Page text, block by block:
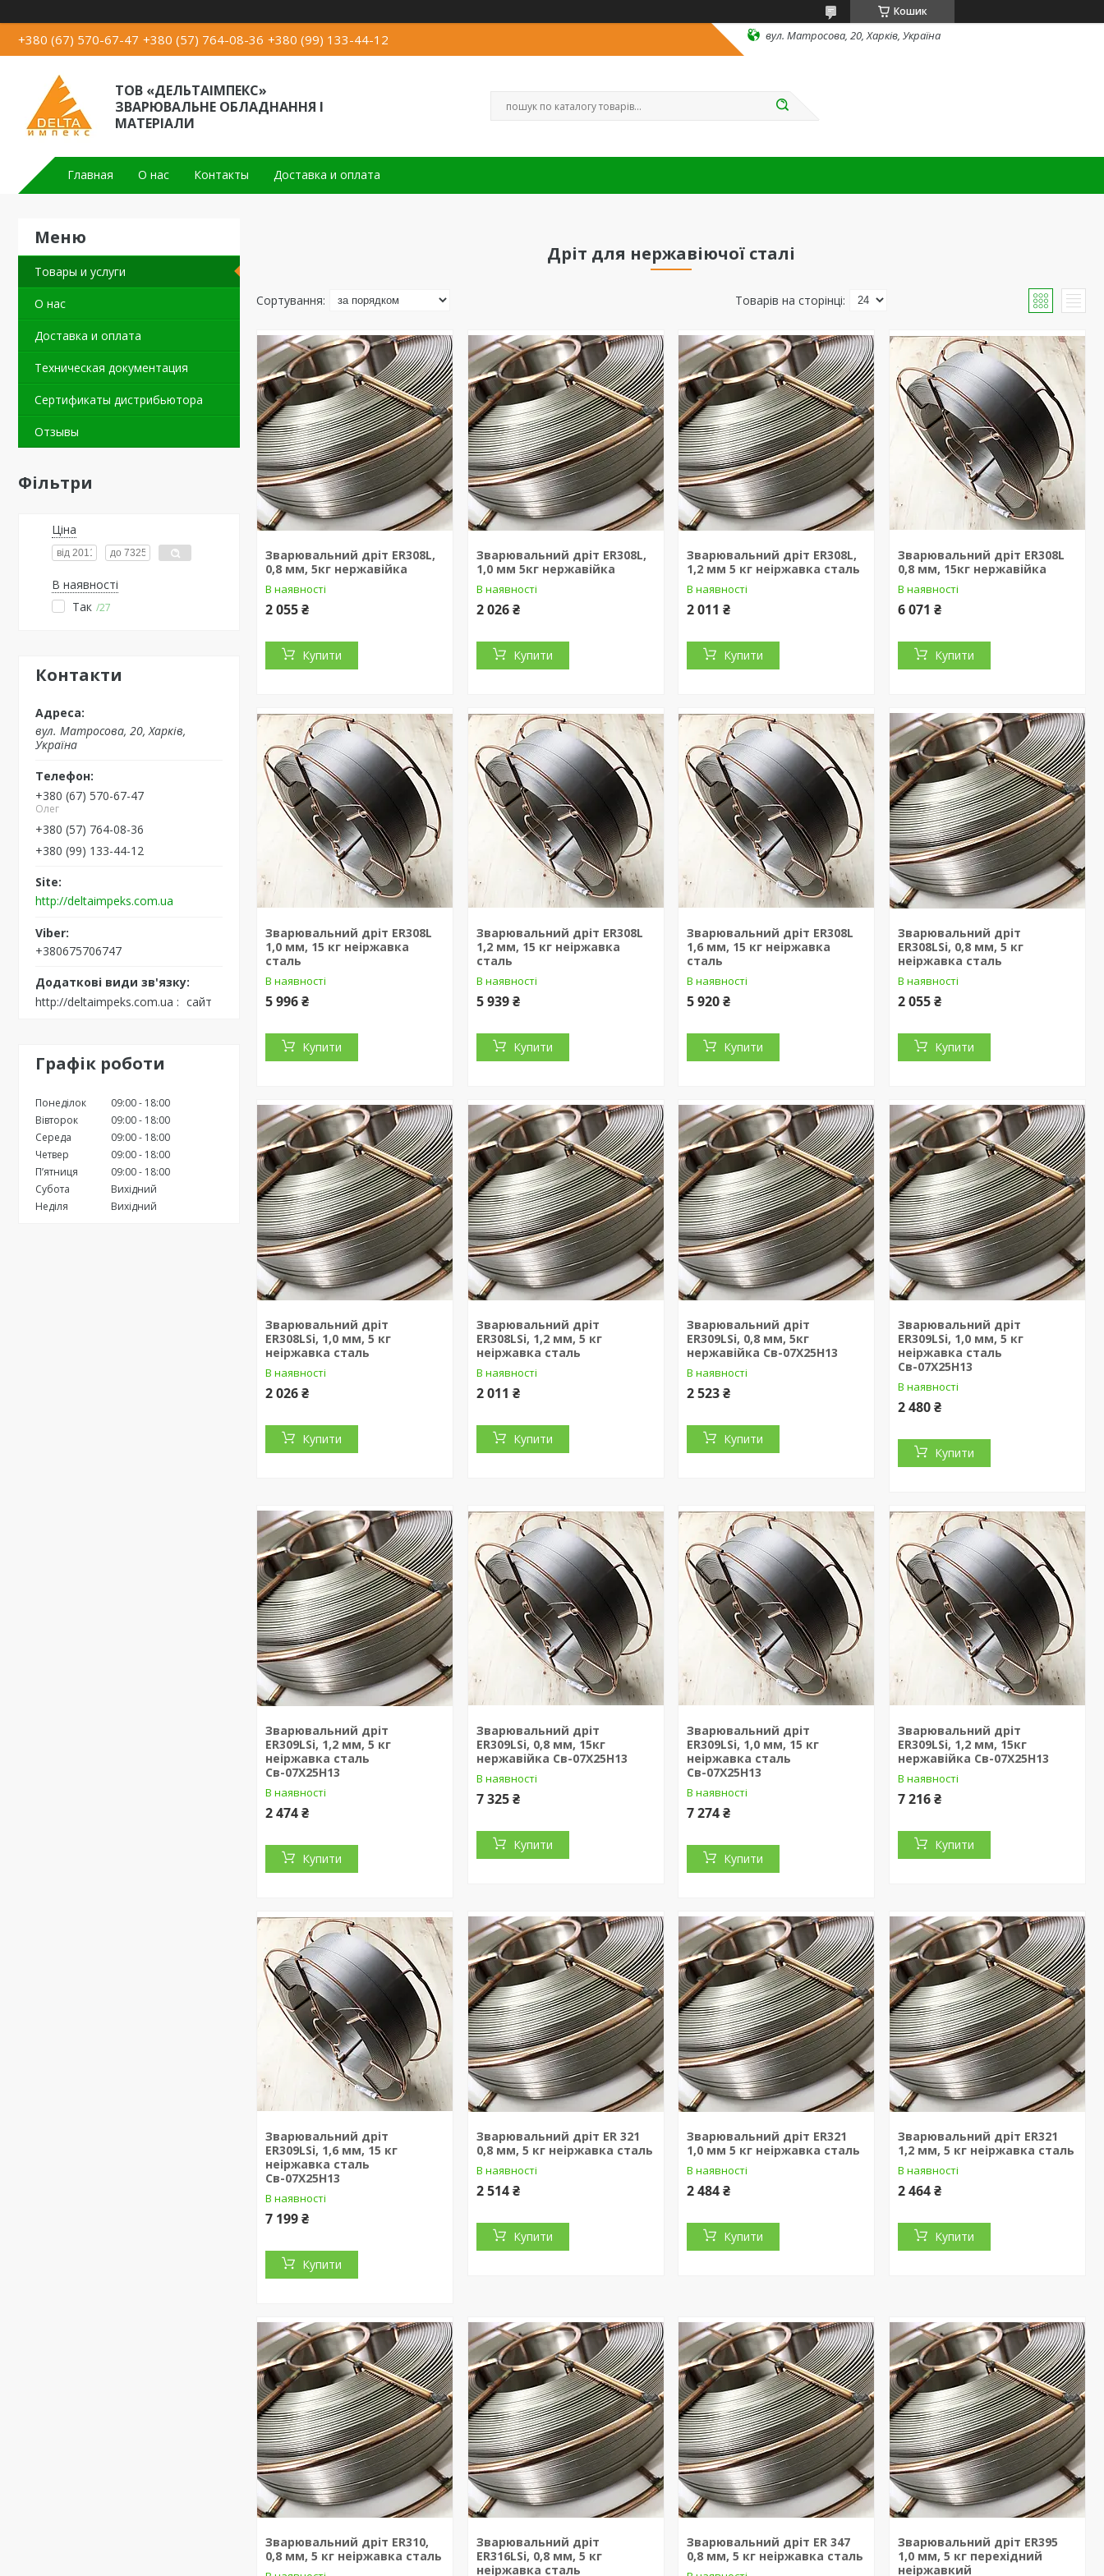
Кошик
+380 (67) 570-67-47 +380 (57) 764-08-36 +380 (99) 133-44-12 вул. Матросова, 20, Харків, Україна
ТОВ «ДЕЛЬТАІМПЕКС»
ЗВАРЮВАЛЬНЕ ОБЛАДНАННЯ І
МАТЕРІАЛИ
Главная О нас Контакты Доставка и оплата
Товары и услуги
О нас
Доставка и оплата
Техническая документация
Сертификаты дистрибьютора
Отзывы
Фільтри
Ціна
В наявності
Так 27
Контакти
вул. Матросова, 20, Харків,
Україна
+380 (67) 570-67-47
Олег
+380 (57) 764-08-36
+380 (99) 133-44-12
http://deltaimpeks.com.ua
+380675706747
http://deltaimpeks.com.ua сайт
Графік роботи
Понеділок 09:00
18:00
Вівторок
09:00
18:00
Середа
09:00
18:00
Четвер
09:00
18:00
Пʼятниця
09:00
18:00
Субота
Вихідний
Неділя
Вихідний
Дріт для нержавіючої сталі
Зварювальний дріт ER308L,
0,8 мм, 5кг нержавійка
В наявності
2 055 ₴
Купити
Зварювальний дріт ER308L,
1,0 мм 5кг нержавійка
В наявності
2 026 ₴
Купити
Зварювальний дріт ER308L,
1,2 мм 5 кг неіржавка сталь
В наявності
2 011 ₴
Купити
Зварювальний дріт ER308L
0,8 мм, 15кг нержавійка
В наявності
6 071 ₴
Купити
Зварювальний дріт ER308L
1,0 мм, 15 кг неіржавка
сталь
В наявності
5 996 ₴
Купити
Зварювальний дріт ER308L
1,2 мм, 15 кг неіржавка
сталь
В наявності
5 939 ₴
Купити
Зварювальний дріт ER308L
1,6 мм, 15 кг неіржавка
сталь
В наявності
5 920 ₴
Купити
Зварювальний дріт
ER308LSi, 0,8 мм, 5 кг
неіржавка сталь
В наявності
2 055 ₴
Купити
Зварювальний дріт
ER308LSi, 1,0 мм, 5 кг
неіржавка сталь
В наявності
2 026 ₴
Купити
Зварювальний дріт
ER308LSi, 1,2 мм, 5 кг
неіржавка сталь
В наявності
2 011 ₴
Купити
Зварювальний дріт
ER309LSi, 0,8 мм, 5кг
нержавійка Св-07Х25Н13
В наявності
2 523 ₴
Купити
Зварювальний дріт
ER309LSi, 1,0 мм, 5 кг
неіржавка сталь
Св-07Х25Н13
В наявності
2 480 ₴
Купити
Зварювальний дріт
ER309LSi, 1,2 мм, 5 кг
неіржавка сталь
Св-07Х25Н13
В наявності
2 474 ₴
Купити
Зварювальний дріт
ER309LSi, 0,8 мм, 15кг
нержавійка Св-07Х25Н13
В наявності
7 325 ₴
Купити
Зварювальний дріт
ER309LSi, 1,0 мм, 15 кг
неіржавка сталь
Св-07Х25Н13
В наявності
7 274 ₴
Купити
Зварювальний дріт
ER309LSi, 1,2 мм, 15кг
нержавійка Св-07Х25Н13
В наявності
7 216 ₴
Купити
Зварювальний дріт
ER309LSi, 1,6 мм, 15 кг
неіржавка сталь
Св-07Х25Н13
В наявності
7 199 ₴
Купити
Зварювальний дріт ER 321
0,8 мм, 5 кг неіржавка сталь
В наявності
2 514 ₴
Купити
Зварювальний дріт ER321
1,0 мм 5 кг неіржавка сталь
В наявності
2 484 ₴
Купити
Зварювальний дріт ER321
1,2 мм, 5 кг неіржавка сталь
В наявності
2 464 ₴
Купити
Зварювальний дріт ER310,
0,8 мм, 5 кг неіржавка сталь
Зварювальний дріт
ER316LSi, 0,8 мм, 5 кг
неіржавка сталь
Зварювальний дріт ER 347
0,8 мм, 5 кг неіржавка сталь
Зварювальний дріт ER395
1,0 мм, 5 кг перехідний
неіржавкий